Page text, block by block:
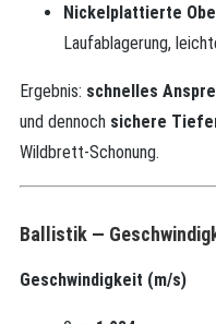
Nickelplattierte
Laufablagerung,
Ergebnis: schnelles
und dennoch sichere
Wildbrett-Schonung.
Ballistik —
Geschwindigkeit (m/s)